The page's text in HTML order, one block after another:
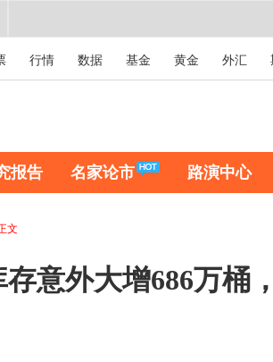
行情 数据 基金 黄金 外汇
报告 名家论市 路演中心
文
意外大增686万桶